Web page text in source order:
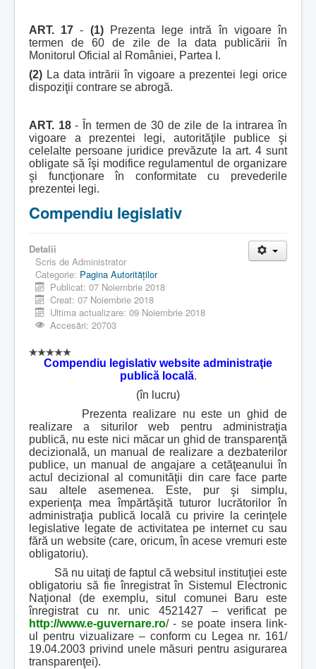
ART. 17 - (1)Prezenta lege intră în vigoare în
termen de 60 de zile de la data publicării în
Monitorul Oficial al României, Partea I.
(2) La data intrării în vigoare a prezentei legi orice
dispoziţii contrare se abrogă.
ART. 18- În termen de 30 de zile de la intrarea în
vigoare a prezentei legi, autorităţile publice şi
celelalte persoane juridice prevăzute la art. 4 sunt
obligate să îşi modifice regulamentul de organizare
şi funcţionare în conformitate cu prevederile
prezentei legi.
Compendiu legislativ
Detalii
Scris de Administrator
Categorie: Pagina Autorităţilor
Publicat: 07 Noiembrie 2018
Creat: 07 Noiembrie 2018
Ultima actualizare: 09 Noiembrie 2018
Accesări: 20703
Compendiu legislativ website administraţie
publică locală.
(în lucru)
Prezenta realizare nu este un ghid de
realizare a siturilor web pentru administraţia
publică, nu este nici măcar un ghid de transparenţă
decizională, un manual de realizare a dezbaterilor
publice, un manual de angajare a cetăţeanului în
actul decizional al comunităţii din care face parte
sau altele asemenea. Este, pur şi simplu,
experienţa mea împărtăşită tuturor lucrătorilor în
administraţia publică locală cu privire la cerinţele
legislative legate de activitatea pe internet cu sau
fără un website (care, oricum, în acese vremuri este
obligatoriu).
Să nu uitaţi de faptul că websitul instituţiei este
obligatoriu să fie înregistrat în Sistemul Electronic
Naţional (de exemplu, situl comunei Baru este
înregistrat cu nr. unic 4521427 – verificat pe
http://www.e-guvernare.ro/ - se poate insera link-
ul pentru vizualizare – conform cu Legea nr. 161/
19.04.2003 privind unele măsuri pentru asigurarea
transparenţei).